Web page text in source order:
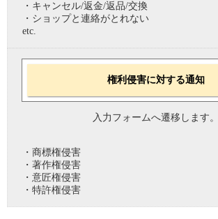
・キャンセル/返金/返品/交換
・ショップと連絡がとれない
etc.
権利侵害に対する通知
入力フォームへ遷移します。
・商標権侵害
・著作権侵害
・意匠権侵害
・特許権侵害